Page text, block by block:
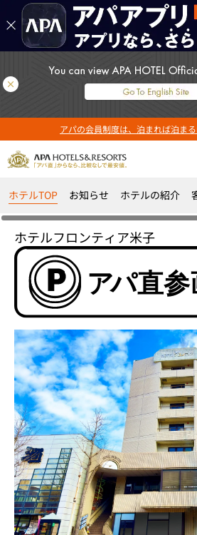
アパの会員制度は、泊まれば泊まる
ホテルTOP お知らせ ホテルの紹介
ホテルフロンティア米子